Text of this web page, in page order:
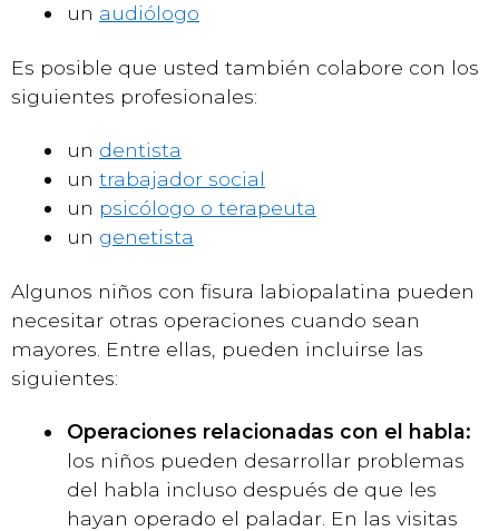
un audiólogo
Es posible que usted también colabore con los
siguientes profesionales:
un dentista
un trabajador social
un psicólogo o terapeuta
un genetista
Algunos niños con fisura labiopalatina pueden
necesitar otras operaciones cuando sean
mayores. Entre ellas, pueden incluirse las
siguientes:
Operaciones relacionadas con el habla:
los niños pueden desarrollar problemas
del habla incluso después de que les
hayan operado el paladar. En las visitas